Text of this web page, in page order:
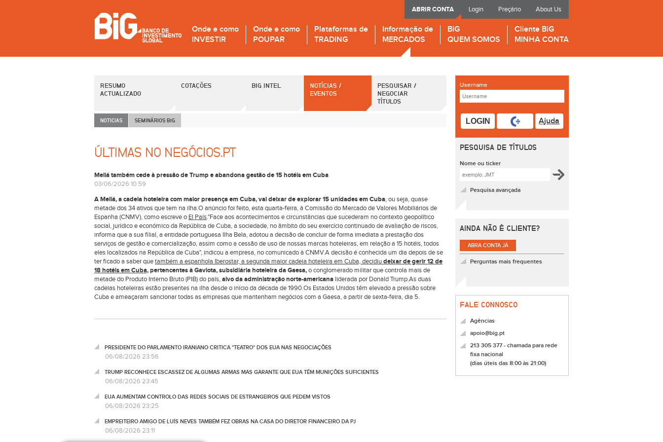
Login Preçário About Us
ABRIR CONTA
Onde e como
INVESTIR
Onde e como
POUPAR
Plataformas de
TRADING
Informação de
MERCADOS
BiG
QUEM SOMOS
Cliente BiG
MINHA CONTA
RESUMO
ACTUALIZADO
COTAÇÕES BIG INTEL
NOTÍCIAS /
EVENTOS
PESQUISAR /
NEGOCIAR
TÍTULOS
NOTICIAS SEMINÁRIOS BiG
ÚLTIMAS NO NEGÓCIOS.PT
Meliá também cede à pressão de Trump e abandona gestão de 15 hotéis em Cuba
03/06/2026 10:59
A Meliá, a cadeia hoteleira com maior presença em Cuba, vai deixar de explorar 15 unidades em Cuba, ou seja, quase
metade dos 34 ativos que tem na ilha.O anúncio foi feito, esta quarta-feira, à Comissão do Mercado de Valores Mobiliários de
Espanha (CNMV), como escreve o El País."Face aos acontecimentos e circunstâncias que sucederam no contexto geopolítico
social, jurídico e económico da República de Cuba, a sociedade, no âmbito do seu exercício continuado de avaliação de riscos,
informa que a sua filial, a entidade portuguesa Ilha Bela, adotou a decisão de concluir de forma imediata a prestação dos
serviços de gestão e comercialização, assim como a cessão de uso de nossas marcas hoteleiras, em relação a 15 hotéis, todos
eles localizados na República de Cuba", indicou a empresa, no comunicado à CNMV.A decisão é conhecida um dia depois de se
ter ficado a saber quetambém a espanhola Iberostar, a segunda maior cadeia hoteleira em Cuba, decidiudeixarde gerir 12 de
18 hotéis em Cuba,pertencentes à Gaviota, subsidiária hoteleira da Gaesa,o conglomerado militar que controla mais de
metade do Produto Interno Bruto (PIB) do país,alvo da administração norte-americana liderada por Donald Trump.As duas
cadeias hoteleiras estão presentes na ilha desde o início da década de 1990.Os Estados Unidos têm elevado a pressão sobre
Cuba e ameaçaram sancionar todas as empresas que mantenham negócios com a Gaesa, a partir de sexta-feira, dia 5.
PRESIDENTE DO PARLAMENTO IRANIANO CRITICA "TEATRO" DOS EUA NAS NEGOCIAÇÕES
06/08/2026 23:56
TRUMP RECONHECE ESCASSEZ DE ALGUMAS ARMAS MAS GARANTE QUE EUA TÊM MUNIÇÕES SUFICIENTES
06/08/2026 23:45
EUA AUMENTAM CONTROLO DAS REDES SOCIAIS DE ESTRANGEIROS QUE PEDEM VISTOS
06/08/2026 23:25
EMPREITEIRO AMIGO DE LUÍS NEVES TAMBÉM FEZ OBRAS NA CASA DO DIRETOR FINANCEIRO DA PJ
06/08/2026 23:11
Username
LOGIN Ajuda
PESQUISA DE TÍTULOS
Nome ou ticker
Pesquisa avançada
AINDA NÃO É CLIENTE?
ABRA CONTA JÁ
Perguntas mais frequentes
FALE CONNOSCO
Agências
apoio@big.pt
213 305 377 - chamada para rede
fixa nacional
(dias úteis das 8:00 às 21:00)